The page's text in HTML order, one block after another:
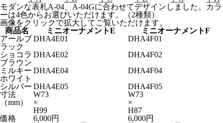
モダンな表札A-04、A-04Gに合わせてデザインしました。カラ
ーは4色からお選びいただけます。（2種類）
画像をクリックで拡大してご覧いただけます。
商品名
ミニオーナメントE
ミニオーナメントF
アールブ
ラック
DHA4E01
DHA4F01
ショコラ
ブラウン
DHA4E02
DHA4F02
ミルキー
ホワイト
DHA4E04
DHA4F04
シルバー DHA4E05
DHA4F05
寸法
（mm）
W73
×
H99
W73
×
H87
価格
6,000円 6,000円